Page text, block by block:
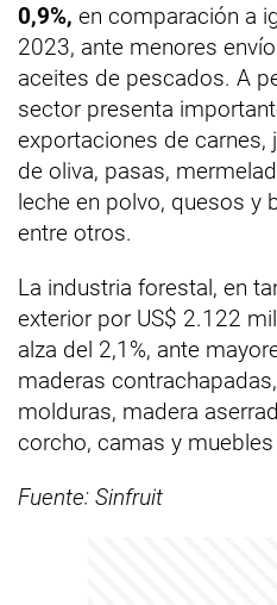
0,9%, en comparación a
2023, ante menores
aceites de pescados. A
sector presenta
exportaciones de carnes,
de oliva, pasas,
leche en polvo, quesos y
entre otros.
La industria forestal, en
exterior por US$ 2.122
alza del 2,1%, ante
maderas
molduras, madera
corcho, camas y
Fuente: Sinfruit